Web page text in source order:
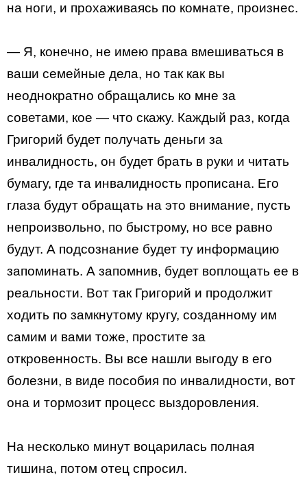
на ноги, и прохаживаясь по комнате, произнес.
— Я, конечно, не имею права вмешиваться в
ваши семейные дела, но так как вы
неоднократно обращались ко мне за
советами, кое — что скажу. Каждый раз, когда
Григорий будет получать деньги за
инвалидность, он будет брать в руки и читать
бумагу, где та инвалидность прописана. Его
глаза будут обращать на это внимание, пусть
непроизвольно, по быстрому, но все равно
будут. А подсознание будет ту информацию
запоминать. А запомнив, будет воплощать ее в
реальности. Вот так Григорий и продолжит
ходить по замкнутому кругу, созданному им
самим и вами тоже, простите за
откровенность. Вы все нашли выгоду в его
болезни, в виде пособия по инвалидности, вот
она и тормозит процесс выздоровления.
На несколько минут воцарилась полная
тишина, потом отец спросил.